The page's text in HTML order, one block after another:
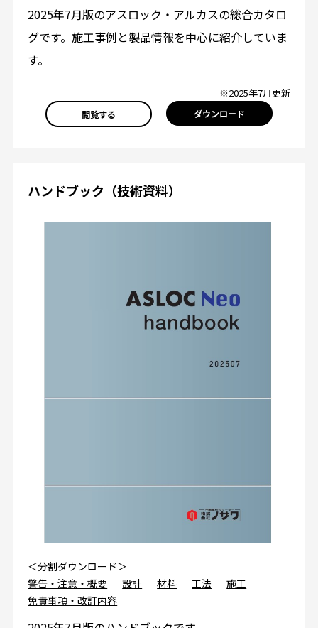
2025年7月版のアスロック・アルカスの総合カタロ
グです。施工事例と製品情報を中心に紹介していま
す。
※2025年7月更新
閲覧する ダウンロード
ハンドブック（技術資料）
＜分割ダウンロード＞
警告・注意・概要
設計 材料 工法
施工
免責事項・改訂内容